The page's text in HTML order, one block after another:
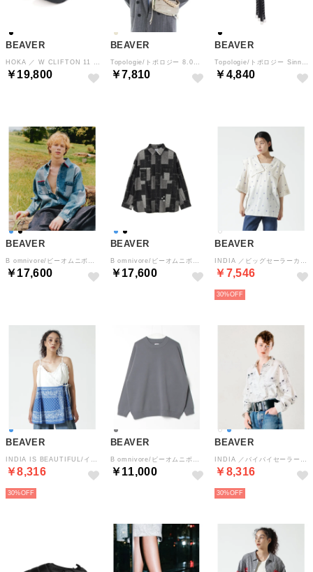
BEAVER
￥19,800
BEAVER
￥7,810
BEAVER
￥4,840
BEAVER
￥17,600
BEAVER
￥17,600
BEAVER
￥7,546
30%
BEAVER
￥8,316
30%
BEAVER
￥11,000
BEAVER
￥8,316
30%